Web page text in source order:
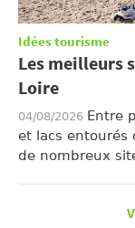
Idées tourisme
Les meilleurs
Loire
04/08/2026 Entre
et lacs entourés
de nombreux